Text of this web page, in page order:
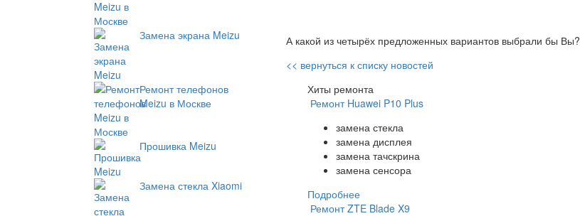
Замена экрана Meizu
Ремонт телефонов
Meizu в Москве
Прошивка Meizu
Замена стекла Xiaomi
А какой из четырёх предложенных вариантов выбрали бы Вы?
<< вернуться к списку новостей
Хиты ремонта
Ремонт Huawei P10 Plus
замена стекла
замена дисплея
замена тачскрина
замена сенсора
Подробнее
Ремонт ZTE Blade X9